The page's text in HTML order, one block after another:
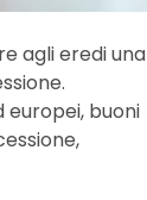
agli eredi una
europei, buoni